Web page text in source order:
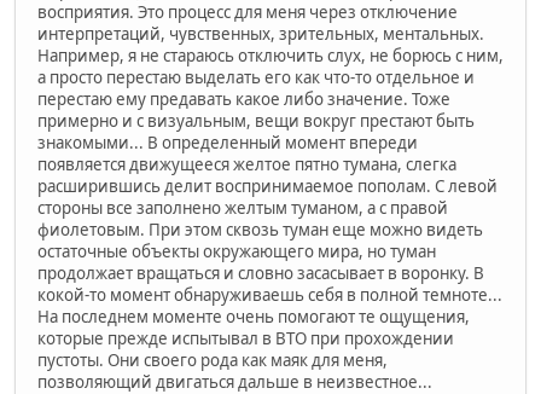
восприятия. Это процесс для меня через отключение
интерпретаций, чувственных, зрительных, ментальных.
Например, я не стараюсь отключить слух, не борюсь с ним,
а просто перестаю выделать его как что-то отдельное и
перестаю ему предавать какое либо значение. Тоже
примерно и с визуальным, вещи вокруг престают быть
знакомыми... В определенный момент впереди
появляется движущееся желтое пятно тумана, слегка
расширившись делит воспринимаемое пополам. С левой
стороны все заполнено желтым туманом, а с правой
фиолетовым. При этом сквозь туман еще можно видеть
остаточные объекты окружающего мира, но туман
продолжает вращаться и словно засасывает в воронку. В
кокой-то момент обнаруживаешь себя в полной темноте...
На последнем моменте очень помогают те ощущения,
которые прежде испытывал в ВТО при прохождении
пустоты. Они своего рода как маяк для меня,
позволяющий двигаться дальше в неизвестное...